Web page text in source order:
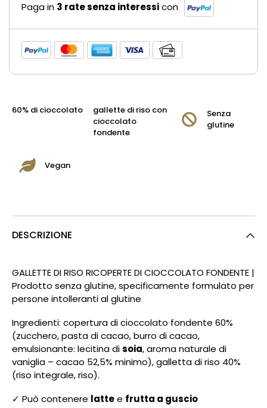
Paga in 3 rate senza interessicon
60% di cioccolato
gallette di riso con
cioccolato
fondente
Senza
glutine
Vegan
DESCRIZIONE
GALLETTE DI RISO RICOPERTE DI CIOCCOLATO FONDENTE |
Prodotto senza glutine, specificamente formulato per
persone intolleranti al glutine
Ingredienti: copertura di cioccolato fondente 60%
(zucchero, pasta di cacao, burro di cacao,
emulsionante: lecitina disoia, aroma naturale di
vaniglia – cacao 52,5% minimo), galletta di riso 40%
(riso integrale, riso).
✓ Può contenere lattee frutta a guscio